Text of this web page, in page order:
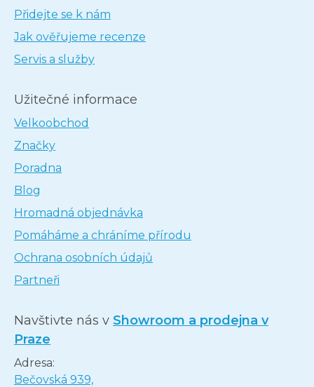
Přidejte se k nám
Jak ověřujeme recenze
Servis a služby
Užitečné informace
Velkoobchod
Značky
Poradna
Blog
Hromadná objednávka
Pomáháme a chráníme přírodu
Ochrana osobních údajů
Partneři
Navštivte nás v Showroom a prodejna v
Praze
Adresa:
Bečovská 939,